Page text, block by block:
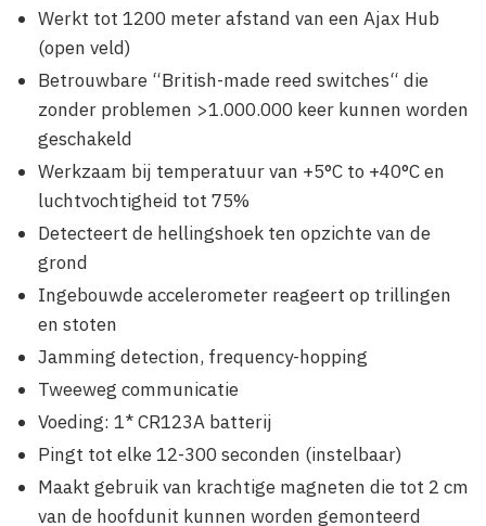
Werkt tot 1200 meter afstand van een Ajax Hub
(open veld)
Betrouwbare “British-made reed switches“ die
zonder problemen >1.000.000 keer kunnen worden
geschakeld
Werkzaam bij temperatuur van +5°С to +40°С en
luchtvochtigheid tot 75%
Detecteert de hellingshoek ten opzichte van de
grond
Ingebouwde accelerometer reageert op trillingen
en stoten
Jamming detection, frequency-hopping
Tweeweg communicatie
Voeding: 1* CR123A batterij
Pingt tot elke 12-300 seconden (instelbaar)
Maakt gebruik van krachtige magneten die tot 2 cm
van de hoofdunit kunnen worden gemonteerd